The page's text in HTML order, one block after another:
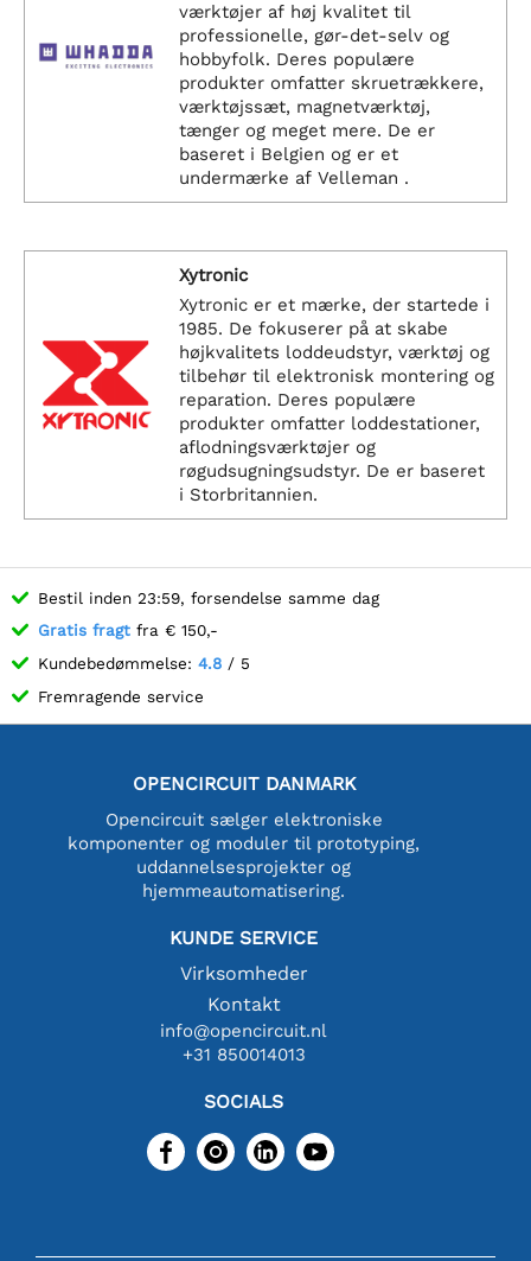
værktøjer af høj kvalitet til
professionelle, gør-det-selv og
hobbyfolk. Deres populære
produkter omfatter skruetrækkere,
værktøjssæt, magnetværktøj,
tænger og meget mere. De er
baseret i Belgien og er et
undermærke af Velleman .
Xytronic
Xytronic er et mærke, der startede i
1985. De fokuserer på at skabe
højkvalitets loddeudstyr, værktøj og
tilbehør til elektronisk montering og
reparation. Deres populære
produkter omfatter loddestationer,
aflodningsværktøjer og
røgudsugningsudstyr. De er baseret
i Storbritannien.
Bestil inden 23:59, forsendelse samme dag
Gratis fragt fra € 150,-
Kundebedømmelse: 4.8 / 5
Fremragende service
OPENCIRCUIT DANMARK
Opencircuit sælger elektroniske
komponenter og moduler til prototyping,
uddannelsesprojekter og
hjemmeautomatisering.
KUNDE SERVICE
Virksomheder
Kontakt
info@opencircuit.nl
+31 850014013
SOCIALS